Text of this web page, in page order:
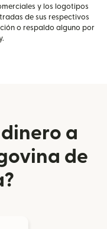
y los logotipos
de sus respectivos
o respaldo alguno por
a
de